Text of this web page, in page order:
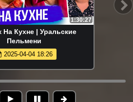
1:30:27
На Кухне | Уральские
Пельмени
2025-04-04 18:26